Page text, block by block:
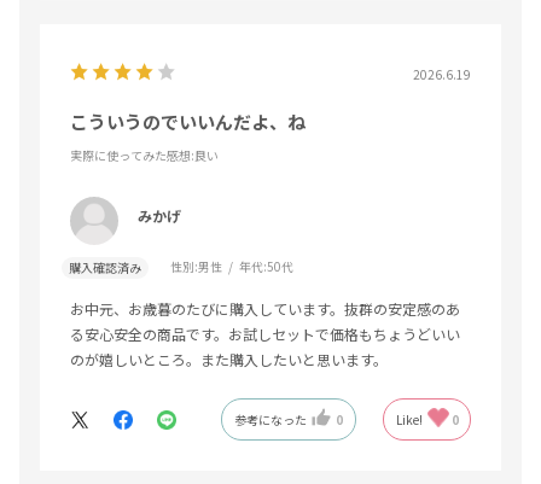
2026.6.19
こういうのでいいんだよ、ね
実際に使ってみた感想:良い
みかげ
購入確認済み 性別:男性 年代:50代
お中元、お歳暮のたびに購入しています。抜群の安定感のあ
る安心安全の商品です。お試しセットで価格もちょうどいい
のが嬉しいところ。また購入したいと思います。
参考になった 0 Like! 0